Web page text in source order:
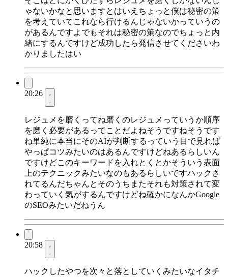
ゃないかなと思いますとはいえちょっと僕は秘密の策
を考えていてこれなら行けるんじゃないかっていうの
があるんですよでもそれは秘密の策なのでちょっと内
緒にするんですけど成功したら発信させてくださいわ
かりましたはい
20:26
レジュメを磨くってね磨くのレジュメっていうか順序
を磨く必要があるってことだよねそうですねそうです
ね単純に本当にそのAIが判断するっていう目で見れば
やっぱコツみたいのはあるんですけどねあるらしいん
ですけどこのキーワードを入れとくとかそういう表面
上のテクニックみたいなのもあるらしいですハックさ
れてるんだちゃんとそのうちまたそれも対策されて変
わっていく気がするんですけどね確かになんかGoogle
のSEOみたいだねうん
20:58
ハックしたやつを次々と落としていくみたいなイタチ